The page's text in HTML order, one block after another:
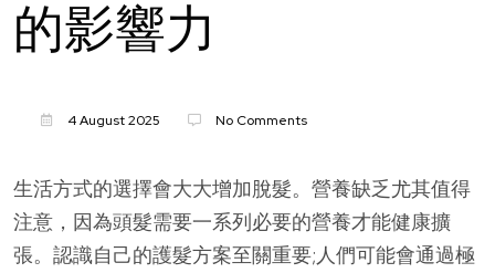
的影響力
4 August 2025 No Comments
生活方式的選擇會大大增加脫髮。營養缺乏尤其值得
注意，因為頭髮需要一系列必要的營養才能健康擴
張。認識自己的護髮方案至關重要;人們可能會通過極